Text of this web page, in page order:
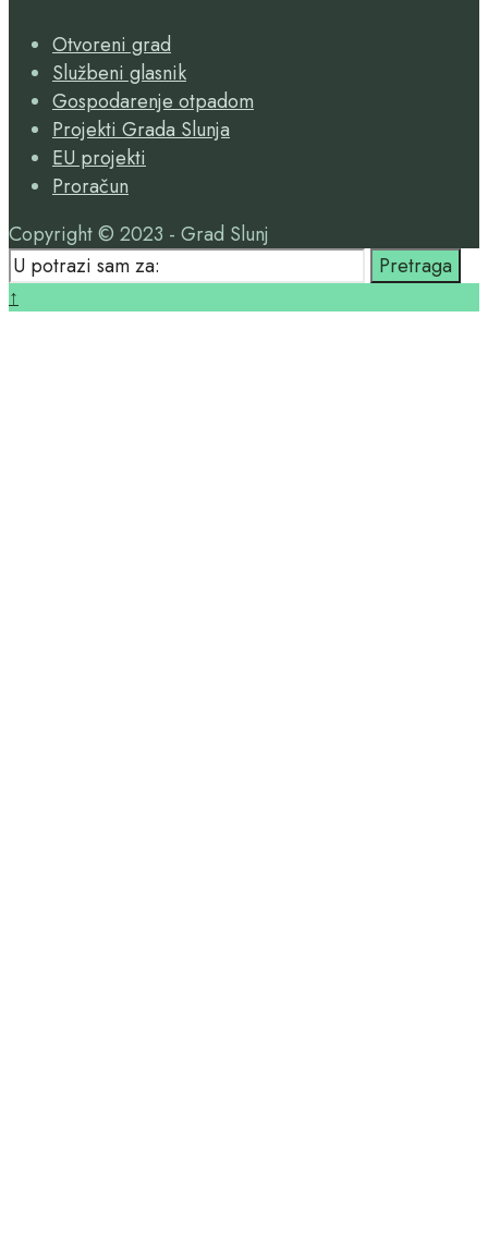
Window
Otvoreni grad
Službeni glasnik
Gospodarenje otpadom
Projekti Grada Slunja
EU projekti
Proračun
Copyright © 2023 - Grad Slunj
Search
for:
Pretraga
Close
↑